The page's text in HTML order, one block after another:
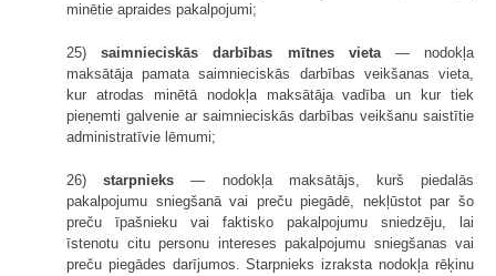
minētie apraides pakalpojumi;
25)saimnieciskās darbības mītnes vieta— nodokļa
maksātāja pamata saimnieciskās darbības veikšanas vieta,
kur atrodas minētā nodokļa maksātāja vadība un kur tiek
pieņemti galvenie ar saimnieciskās darbības veikšanu saistītie
administratīvie lēmumi;
26)starpnieks — nodokļa maksātājs, kurš piedalās
pakalpojumu sniegšanā vai preču piegādē, nekļūstot par šo
preču īpašnieku vai faktisko pakalpojumu sniedzēju, lai
īstenotu citu personu intereses pakalpojumu sniegšanas vai
preču piegādes darījumos. Starpnieks izraksta nodokļa rēķinu